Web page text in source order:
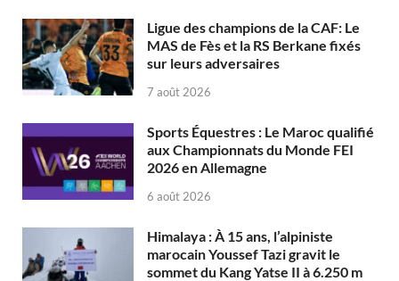
Ligue des champions de la CAF: Le
MAS de Fès et la RS Berkane fixés
sur leurs adversaires
7 août 2026
Sports Équestres : Le Maroc qualifié
aux Championnats du Monde FEI
2026 en Allemagne
6 août 2026
Himalaya : À 15 ans, l’alpiniste
marocain Youssef Tazi gravit le
sommet du Kang Yatse II à 6.250 m